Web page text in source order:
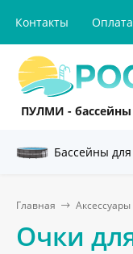
Контакты
ПУЛМИ -
Бассейны
Главная
Очки